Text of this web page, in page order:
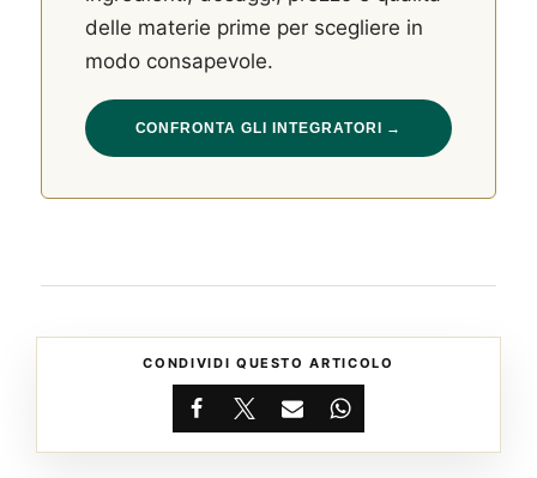
delle materie prime per scegliere in
modo consapevole.
CONFRONTA GLI INTEGRATORI →
CONDIVIDI QUESTO ARTICOLO
Facebook
X EmailWhatsApp